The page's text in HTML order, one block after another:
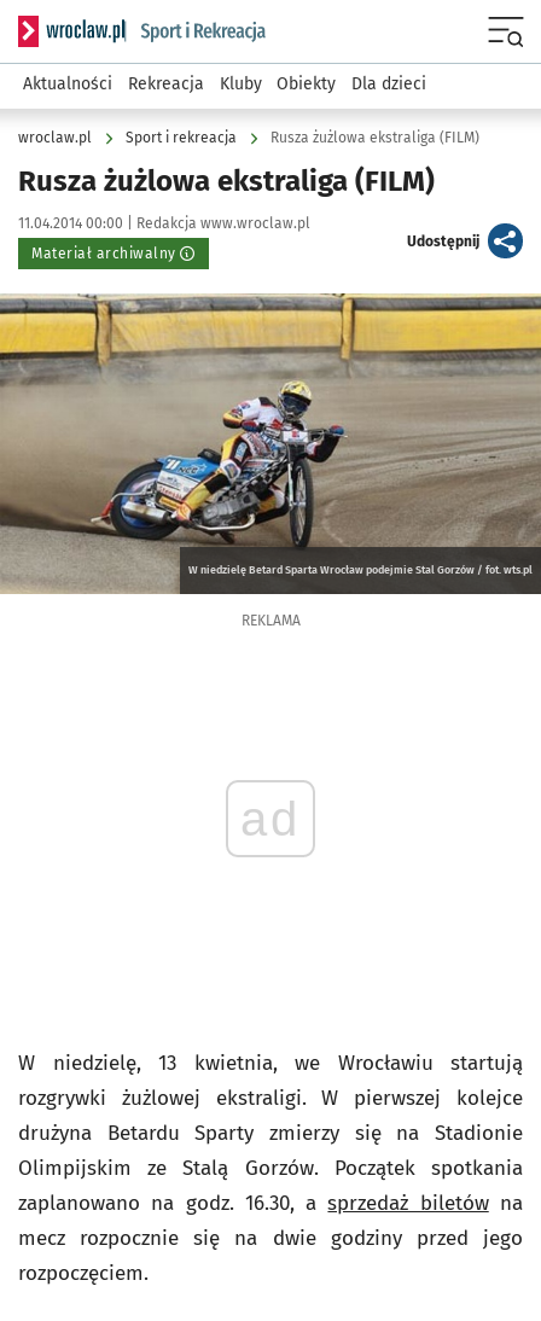
Serwis informacyjny wroclaw.pl podserwis: Sport i rekreacja
Aktualności Rekreacja Kluby Obiekty Dla dzieci
wroclaw.pl Sport i rekreacja Rusza żużlowa ekstraliga (FILM)
Rusza żużlowa ekstraliga (FILM)
Data publikacji:
11.04.2014 00:00 | Autor:
Redakcja www.wroclaw.pl
Materiał archiwalny
Udostępnijartykuł
Kliknij, aby powiększyć
W niedzielę Betard Sparta Wrocław podejmie Stal Gorzów / fot. wts.pl
REKLAMA
ad
W niedzielę, 13 kwietnia, we Wrocławiu startują
rozgrywki żużlowej ekstraligi. W pierwszej kolejce
drużyna Betardu Sparty zmierzy się na Stadionie
Olimpijskim ze Stalą Gorzów. Początek spotkania
zaplanowano na godz. 16.30, asprzedaż biletówna
mecz rozpocznie się na dwie godziny przed jego
rozpoczęciem.